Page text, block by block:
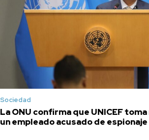
Sociedad
La ONU confirma que UNICEF
un empleado acusado de